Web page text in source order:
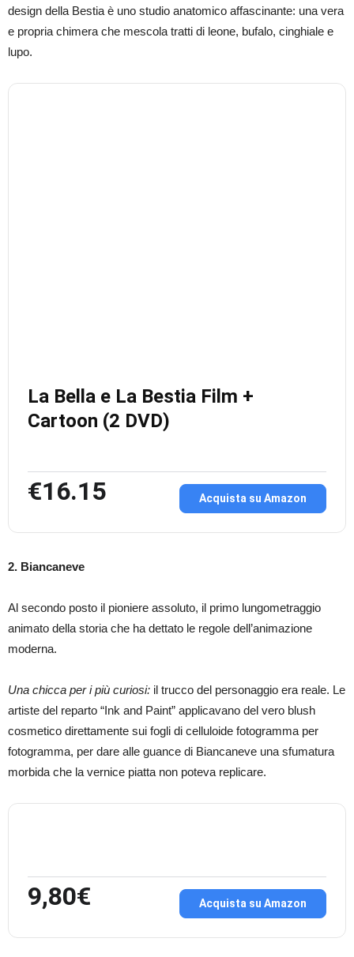
design della Bestia è uno studio anatomico affascinante: una vera
e propria chimera che mescola tratti di leone, bufalo, cinghiale e
lupo.
La Bella e La Bestia Film +
Cartoon (2 DVD)
€16.15 Acquista su Amazon
2. Biancaneve
Al secondo posto il pioniere assoluto, il primo lungometraggio
animato della storia che ha dettato le regole dell’animazione
moderna.
Una chicca per i più curiosi: il trucco del personaggio era reale. Le
artiste del reparto “Ink and Paint” applicavano del vero blush
cosmetico direttamente sui fogli di celluloide fotogramma per
fotogramma, per dare alle guance di Biancaneve una sfumatura
morbida che la vernice piatta non poteva replicare.
9,80€ Acquista su Amazon